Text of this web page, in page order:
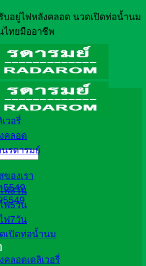
บอยู่ไฟหลังคลอด นวดเปิดท่อน้ำนม
ทยมืออาชีพ
5549
วอรี่
คลอด
นรดารมย์
องเรา
ฟ3วัน
ฟ5วัน
ฟ7วัน
เปิดท่อน้ำนม
คลอดเดลิเวอรี่